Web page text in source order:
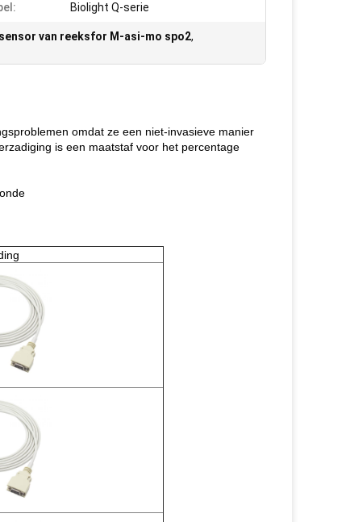
Biolight Q-serie
van reeksfor M-asi-mo spo2,
omdat ze een niet-invasieve manier
is een maatstaf voor het percentage